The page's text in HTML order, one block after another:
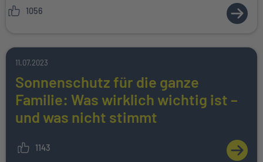
1056
ZUM
11.07.2023
Sonnenschutz für die ganze
Familie: Was wirklich wichtig ist –
und was nicht stimmt
1143
ZUM